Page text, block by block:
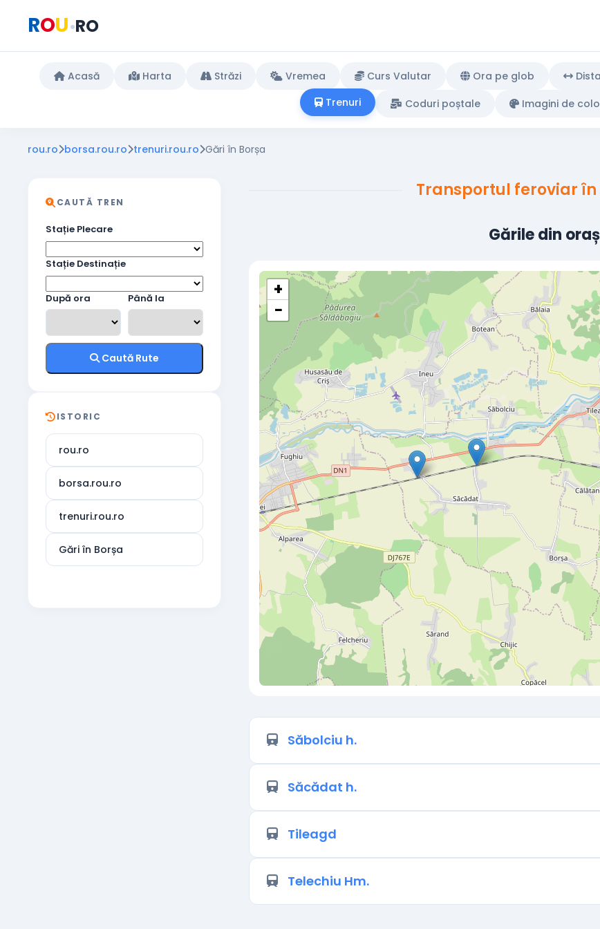
ROU•RO
Acasă Harta Străzi Vremea Curs Valutar Ora pe glob
Trenuri
Coduri poștale Imagini de
rou.ro borsa.rou.ro trenuri.rou.ro Gări în Borșa
CAUTĂ TREN
Stație Plecare
Stație Destinație
După ora Până la
Caută Rute
ISTORIC
rou.ro
borsa.rou.ro
trenuri.rou.ro
Gări în Borșa
Transportul feroviar în
Gările din
+
−
Săbolciu h.
Săcădat h.
Tileagd
Telechiu Hm.